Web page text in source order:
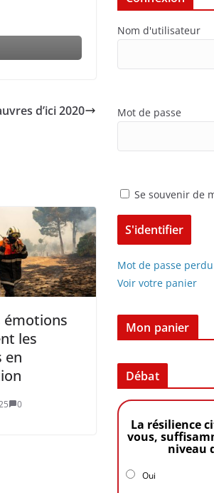
d’ici 2020
émotions
les
en
0
Nom d'utilisateur
Mot de passe
Se souvenir de
Mot de passe perdu
Voir votre panier
Mon panier
Débat
La résilience
vous,
niveau
Oui